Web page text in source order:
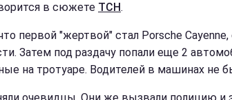
в сюжете ТСН.
первой "жертвой" стал Porsche
Затем под раздачу попали еще 2
на тротуаре. Водителей в машинах не